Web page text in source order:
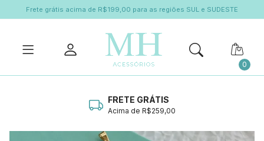
Frete grátis acima de R$199,00 para as regiões SUL e SUDESTE
0
FRETE GRÁTIS
Acima de R$259,00